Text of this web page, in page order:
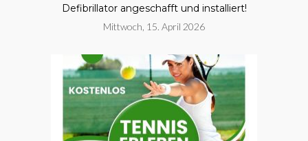
Defibrillator angeschafft und installiert!
Mittwoch, 15. April 2026